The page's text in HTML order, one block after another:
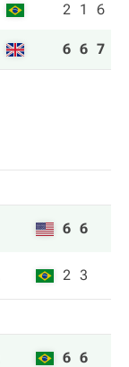
2 1 6
6 6 7
6 6
2 3
6 6